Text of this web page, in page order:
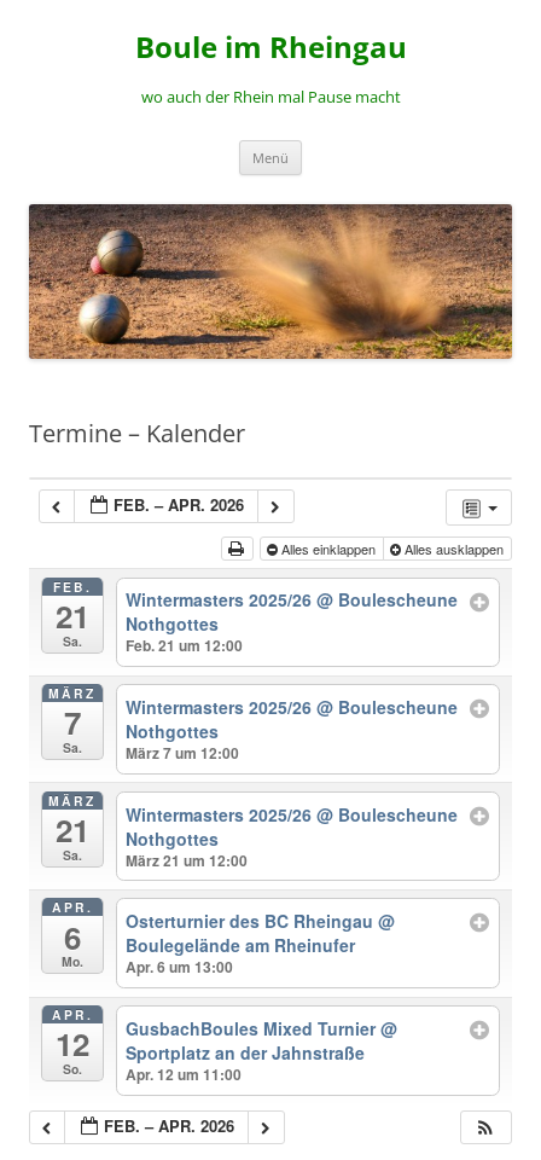
Boule im Rheingau
wo auch der Rhein mal Pause macht
Menü
Termine – Kalender
FEB. – APR. 2026
Alles einklappen Alles ausklappen
FEB.
21
Sa.
Wintermasters 2025/26@ Boulescheune
Nothgottes
Feb. 21 um 12:00
MÄRZ
7
Sa.
Wintermasters 2025/26@ Boulescheune
Nothgottes
März 7 um 12:00
MÄRZ
21
Sa.
Wintermasters 2025/26@ Boulescheune
Nothgottes
März 21 um 12:00
APR.
6
Mo.
Osterturnier des BC Rheingau@
Boulegelände am Rheinufer
Apr. 6 um 13:00
APR.
12
So.
GusbachBoules Mixed Turnier@
Sportplatz an der Jahnstraße
Apr. 12 um 11:00
FEB. – APR. 2026